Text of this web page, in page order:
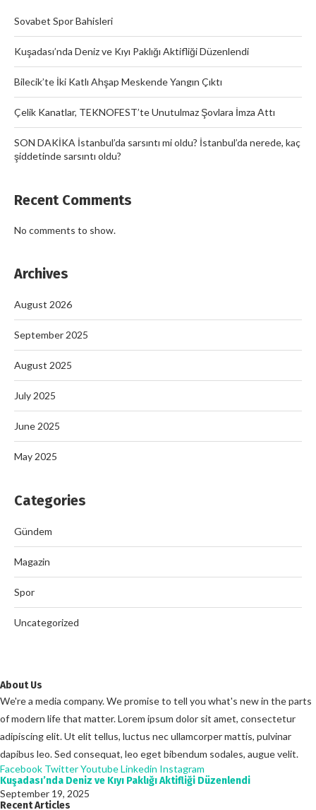
Sovabet Spor Bahisleri
Kuşadası’nda Deniz ve Kıyı Paklığı Aktifliği Düzenlendi
Bilecik’te İki Katlı Ahşap Meskende Yangın Çıktı
Çelik Kanatlar, TEKNOFEST’te Unutulmaz Şovlara İmza Attı
SON DAKİKA İstanbul’da sarsıntı mi oldu? İstanbul’da nerede, kaç
şiddetinde sarsıntı oldu?
Recent Comments
No comments to show.
Archives
August 2026
September 2025
August 2025
July 2025
June 2025
May 2025
Categories
Gündem
Magazin
Spor
Uncategorized
About Us
We're a media company. We promise to tell you what's new in the parts
of modern life that matter. Lorem ipsum dolor sit amet, consectetur
adipiscing elit. Ut elit tellus, luctus nec ullamcorper mattis, pulvinar
dapibus leo. Sed consequat, leo eget bibendum sodales, augue velit.
Facebook TwitterYoutubeLinkedin Instagram
Kuşadası’nda Deniz ve Kıyı Paklığı Aktifliği Düzenlendi
September 19, 2025
Recent Articles